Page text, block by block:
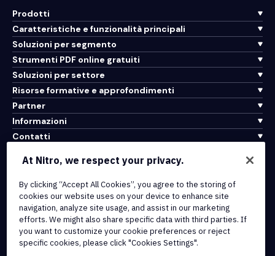
Prodotti
Caratteristiche e funzionalità principali
Soluzioni per segmento
Strumenti PDF online gratuiti
Soluzioni per settore
Risorse formative e approfondimenti
Partner
Informazioni
Contatti
Integrazioni e connettività API
Termini di servizio
Politica sui cookie
Politica sul copyright
Tutti i termini e le politiche
At Nitro, we respect your privacy.
By clicking “Accept All Cookies”, you agree to the storing of
cookies our website uses on your device to enhance site
navigation, analyze site usage, and assist in our marketing
efforts. We might also share specific data with third parties. If
you want to customize your cookie preferences or reject
specific cookies, please click "Cookies Settings".